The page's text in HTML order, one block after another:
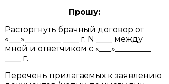
Прошу:
Расторгнуть брачный договор от
«___»_________ ____ г. N ____ между
мной и ответчиком с «___»_________
____ г.
Перечень прилагаемых к заявлению